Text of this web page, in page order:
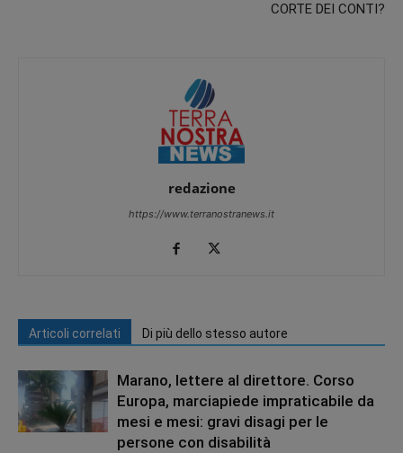
CORTE DEI CONTI?
redazione
https://www.terranostranews.it
Articoli correlati Di più dello stesso autore
Marano, lettere al direttore. Corso
Europa, marciapiede impraticabile da
mesi e mesi: gravi disagi per le
persone con disabilità